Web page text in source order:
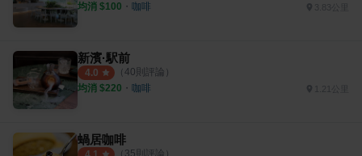
均消 $100 ・ 咖啡
新濱·駅前
4.0 （ 40則評論）
均消 $220 ・ 咖啡
蝸居咖啡
（ 35則評論）